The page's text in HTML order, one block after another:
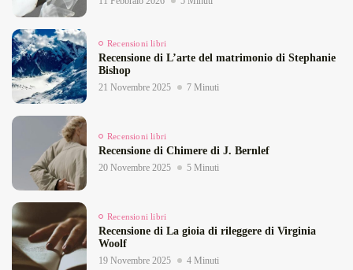
Recensioni libri
Recensione di L’arte del matrimonio di Stephanie
Bishop
21 Novembre 2025 7 Minuti
Recensioni libri
Recensione di Chimere di J. Bernlef
20 Novembre 2025 5 Minuti
Recensioni libri
Recensione di La gioia di rileggere di Virginia
Woolf
19 Novembre 2025 4 Minuti